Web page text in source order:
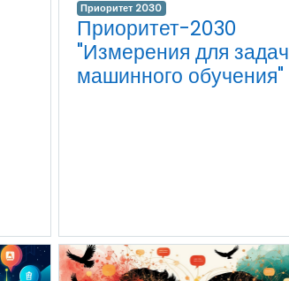
Приоритет 2030
Приоритет-2030
"Измерения для задач
машинного обучения"